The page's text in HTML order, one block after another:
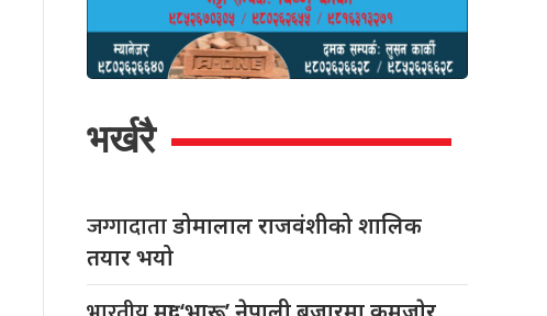
भर्खरै
जग्गादाताडोमालाल राजवंशीको शालिक
तयार भयो